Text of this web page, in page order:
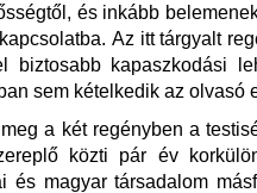
és inkább
Az itt tárgyalt
biztosabb kapaszkodási
sem kételkedik az olvasó
a két regényben a
közti pár év
és magyar társadalom